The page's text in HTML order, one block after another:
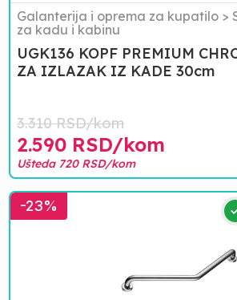
Galanterija i oprema za kupatilo >
za kadu i kabinu
UGK136 KOPF PREMIUM
ZA IZLAZAK IZ KADE 30cm
3.310RSD/kom
2.590 RSD/kom
Ušteda 720RSD/kom
UGK137
KOPF
-23%